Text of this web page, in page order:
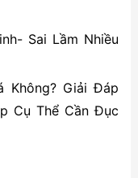
Sai Lầm Nhiều
Không? Giải Đáp
Cụ Thể Cần Đục